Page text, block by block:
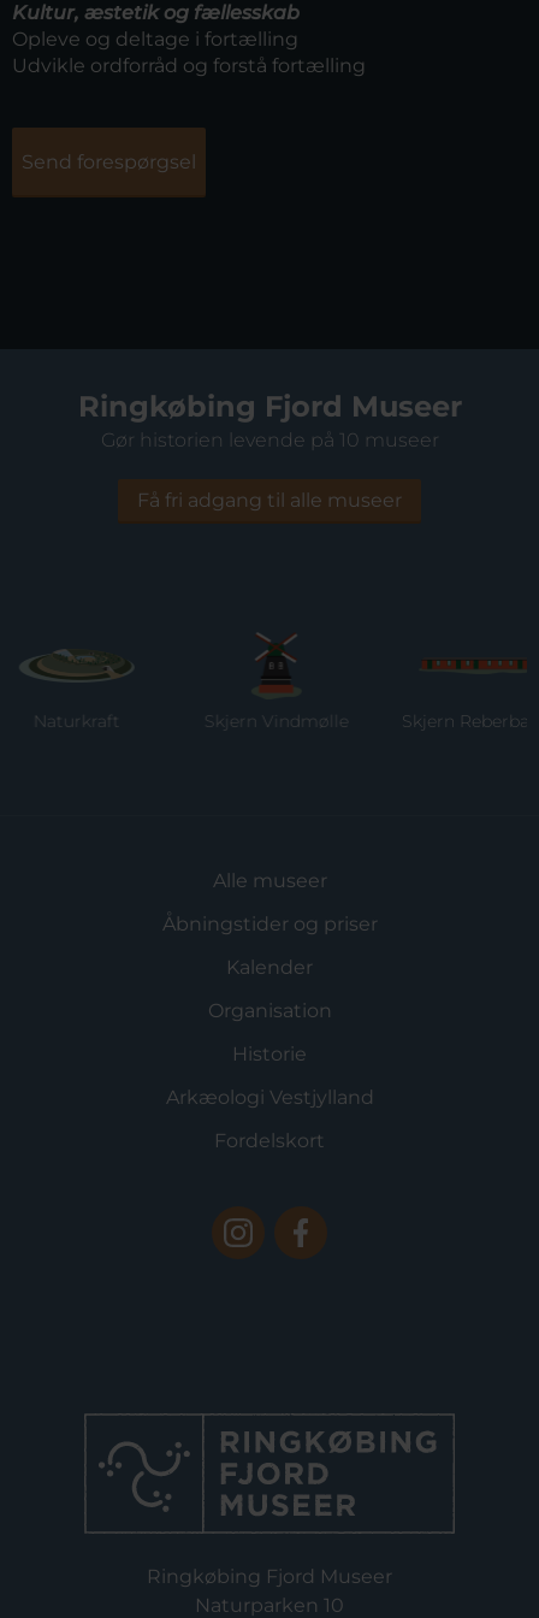
Kultur, æstetik og fællesskab
Opleve og deltage i fortælling
Udvikle ordforråd og forstå fortælling
Send forespørgsel
Ringkøbing Fjord Museer
Gør historien levende på 10 museer
Få fri adgang til alle museer
Naturkraft Skjern Vindmølle Skjern Reberbane
Alle museer
Åbningstider og priser
Kalender
Organisation
Historie
Arkæologi Vestjylland
Fordelskort
Ringkøbing Fjord Museer
Naturparken 10